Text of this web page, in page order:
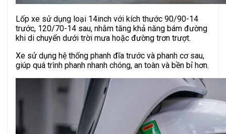
Lốp xe sử dụng loại 14inch với kích thước 90/90-14
trước, 120/70-14 sau, nhằm tăng khả năng bám đường
khi di chuyển dưới trời mưa hoặc đường trơn trượt.
Xe sử dụng hệ thống phanh đĩa trước và phanh cơ sau,
giúp quá trình phanh nhanh chóng, an toàn và bền bỉ hơn.